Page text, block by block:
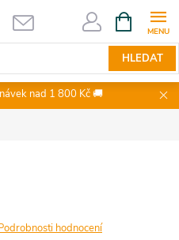
HLEDAT
NÁKUPNÍ
KOŠÍK
nad 1 800 Kč 🚚
hodnocení